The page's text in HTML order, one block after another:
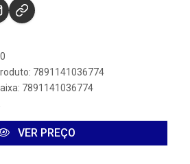
7891141036774
7891141036774
VER PREÇO